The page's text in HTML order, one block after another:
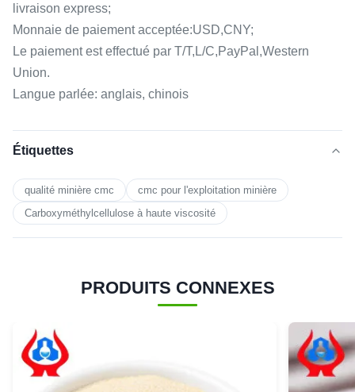
livraison express;
Monnaie de paiement acceptée:USD,CNY;
Le paiement est effectué par T/T,L/C,PayPal,Western
Union.
Langue parlée: anglais, chinois
Étiquettes
qualité minière cmc
cmc pour l'exploitation minière
Carboxyméthylcellulose à haute viscosité
PRODUITS CONNEXES